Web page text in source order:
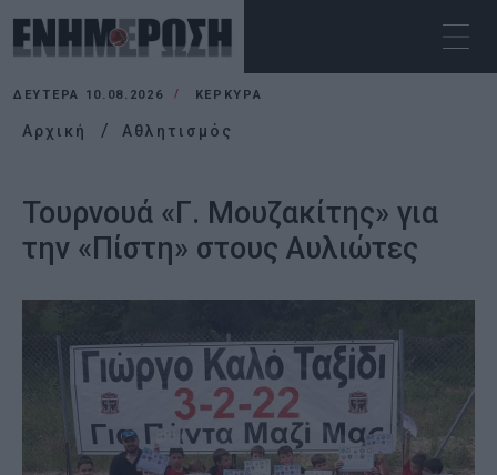
ΔΕΥΤΈΡΑ 10.08.2026 ΚΕΡΚΥΡΑ
Αρχική Αθλητισμός
Τουρνουά «Γ. Μουζακίτης» για
την «Πίστη» στους Αυλιώτες